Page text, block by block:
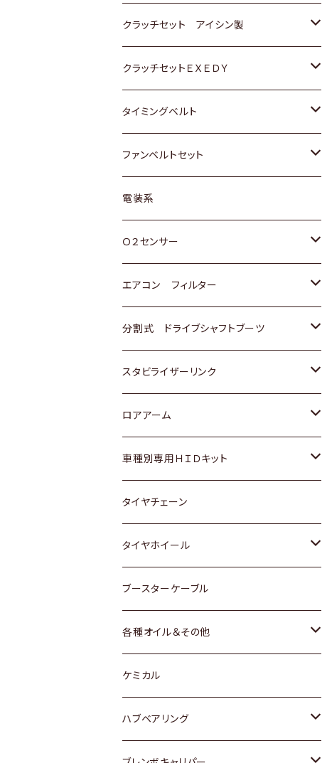
スバル
スバル
ダイハツ
マツダ
三菱
スバル
日野
ＷＡＧＥＮ
アストロ（シボレー）
クライスラー
ＶＯＬＶＯ
スズキ
日産
ダイハツ
マツダ
三菱
スバル
ダイハツ
日産
ホンダ
マツダ
トヨタ
クラッチセット アイシン製
ホンダ
スズキ
ダイハツ
マツダ
三菱
スバル
クラッチセットＥＸＥＤＹ
ホンダ
スズキ
日産
ダイハツ
マツダ
三菱
スバル
タイミングベルト
トヨタ
スズキ
ダイハツ
三菱
スバル
ファンベルトセット
トヨタ
ホンダ
スズキ
日産
いすゞ
ダイハツ
マツダ
三菱
スバル
レクサス
電装系
Ｏ２センサー
トヨタ
ホンダ
スズキ
日産
ダイハツ
マツダ
三菱
スバル
エアコン フィルター
トヨタ
ホンダ
スズキ
日産
いすゞ
ダイハツ
マツダ
三菱
スバル
分割式 ドライブシャフトブーツ
トヨタ
ホンダ
スズキ
日産
ダイハツ
スバル
スタビライザーリンク
トヨタ
ホンダ
スズキ
日産
ダイハツ
マツダ
ロアアーム
ホンダ
スズキ
日産
ダイハツ
マツダ
スバル
車種別専用ＨＩＤキット
トヨタ
マツダ
タイヤチェーン
タイヤホイール
トヨタ
ホンダ
スズキ
日産
ブースターケーブル
各種オイル＆その他
ディーデル洗浄添加剤
ケミカル
ハブベアリング